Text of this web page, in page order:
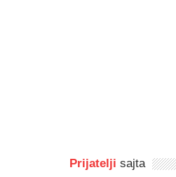
Prijatelji sajta